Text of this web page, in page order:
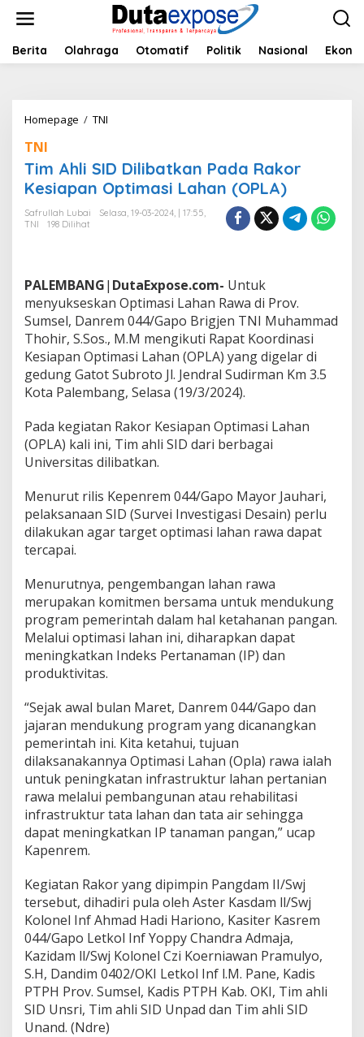
t
Berita Olahraga Otomatif Politik Nasional
Homepage / TNI
A
h
l
i
i
l
i
b
a
t
k
a
n
a
a
R
k
o
r
i
a
p
n
O
i
m
a
s
i
L
a
h
a
n
P
L
A
)
TNI
Tim Ahli SID Dilibatkan Pada Rakor
Kesiapan Optimasi Lahan (OPLA)
Safrullah Lubai
Selasa, 19-03-2024, | 17:55,
TNI
198 Dilihat
PALEMBANG| DutaExpose.com- Untuk
menyukseskan Optimasi Lahan Rawa di Prov.
Sumsel, Danrem 044/Gapo Brigjen TNI Muhammad
Thohir, S.Sos., M.M mengikuti Rapat Koordinasi
Kesiapan Optimasi Lahan (OPLA) yang digelar di
gedung Gatot Subroto Jl. Jendral Sudirman Km 3.5
Kota Palembang, Selasa (19/3/2024).
Pada kegiatan Rakor Kesiapan Optimasi Lahan
(OPLA) kali ini, Tim ahli SID dari berbagai
Universitas dilibatkan.
Menurut rilis Kepenrem 044/Gapo Mayor Jauhari,
pelaksanaan SID (Survei Investigasi Desain) perlu
dilakukan agar target optimasi lahan rawa dapat
tercapai.
Menurutnya, pengembangan lahan rawa
merupakan komitmen bersama untuk mendukung
program pemerintah dalam hal ketahanan pangan.
Melalui optimasi lahan ini, diharapkan dapat
meningkatkan Indeks Pertanaman (IP) dan
produktivitas.
“Sejak awal bulan Maret, Danrem 044/Gapo dan
jajaran mendukung program yang dicanangkan
pemerintah ini. Kita ketahui, tujuan
dilaksanakannya Optimasi Lahan (Opla) rawa ialah
untuk peningkatan infrastruktur lahan pertanian
rawa melalui pembangunan atau rehabilitasi
infrastruktur tata lahan dan tata air sehingga
dapat meningkatkan IP tanaman pangan,” ucap
Kapenrem.
Kegiatan Rakor yang dipimpin Pangdam II/Swj
tersebut, dihadiri pula oleh Aster Kasdam ll/Swj
Kolonel Inf Ahmad Hadi Hariono, Kasiter Kasrem
044/Gapo Letkol Inf Yoppy Chandra Admaja,
Kazidam ll/Swj Kolonel Czi Koerniawan Pramulyo,
S.H, Dandim 0402/OKI Letkol Inf l.M. Pane, Kadis
PTPH Prov. Sumsel, Kadis PTPH Kab. OKI, Tim ahli
SID Unsri, Tim ahli SID Unpad dan Tim ahli SID
Unand. (Ndre)